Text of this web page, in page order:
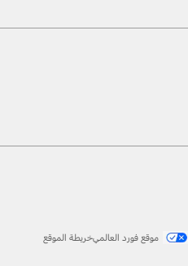
موقع فورد العالميخريطة الموقع